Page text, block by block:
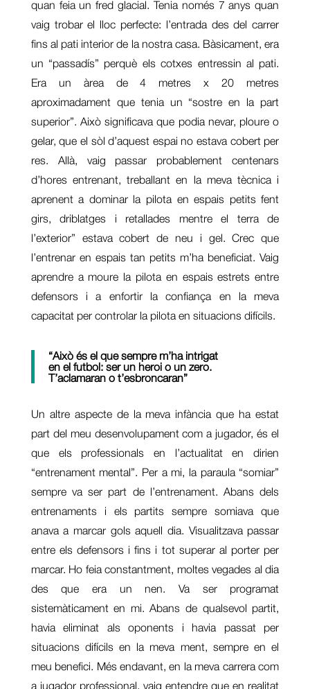
quan feia un fred glacial. Tenia només 7 anys quan
vaig trobar el lloc perfecte: l’entrada des del carrer
fins al pati interior de la nostra casa. Bàsicament, era
un “passadís” perquè els cotxes entressin al pati.
Era un àrea de 4 metres x 20 metres
aproximadament que tenia un “sostre en la part
superior”. Això significava que podia nevar, ploure o
gelar, que el sòl d’aquest espai no estava cobert per
res. Allà, vaig passar probablement centenars
d’hores entrenant, treballant en la meva tècnica i
aprenent a dominar la pilota en espais petits fent
girs, driblatges i retallades mentre el terra de
l’exterior” estava cobert de neu i gel. Crec que
l’entrenar en espais tan petits m’ha beneficiat. Vaig
aprendre a moure la pilota en espais estrets entre
defensors i a enfortir la confiança en la meva
capacitat per controlar la pilota en situacions difícils.
“Això és el que sempre m’ha intrigat
en el futbol: ser un heroi o un zero.
T’aclamaran o t’esbroncaran”
Un altre aspecte de la meva infància que ha estat
part del meu desenvolupament com a jugador, és el
que els professionals en l’actualitat en dirien
“entrenament mental”. Per a mi, la paraula “somiar”
sempre va ser part de l’entrenament. Abans dels
entrenaments i els partits sempre somiava que
anava a marcar gols aquell dia. Visualitzava passar
entre els defensors i fins i tot superar al porter per
marcar. Ho feia constantment, moltes vegades al dia
des que era un nen. Va ser programat
sistemàticament en mi. Abans de qualsevol partit,
havia eliminat als oponents i havia passat per
situacions difícils en la meva ment, sempre en el
meu benefici. Més endavant, en la meva carrera com
a jugador professional, vaig entendre que en realitat